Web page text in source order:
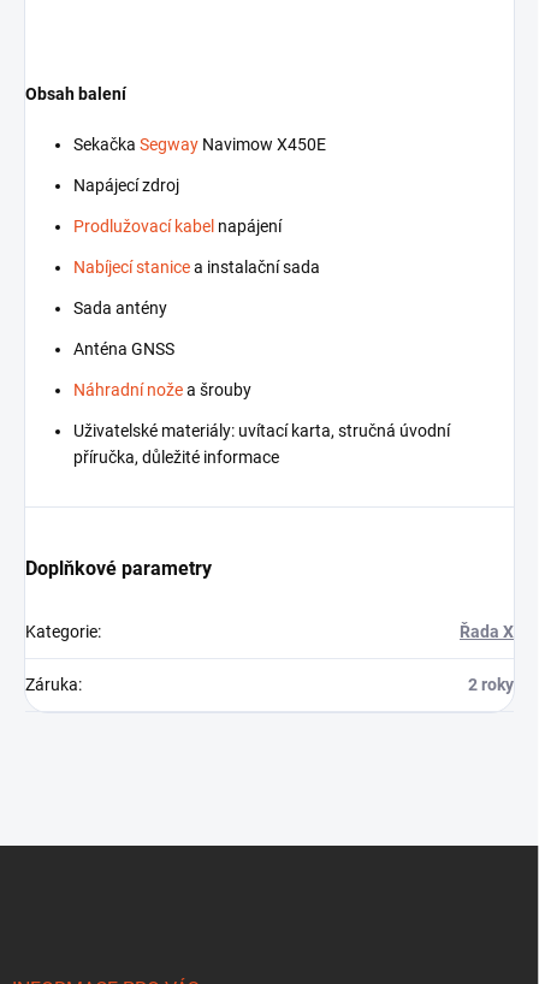
Obsah balení
Sekačka Segway Navimow X450E
Napájecí zdroj
Prodlužovací kabel napájení
Nabíjecí stanicea instalační sada
Sada antény
Anténa GNSS
Náhradní nožea šrouby
Uživatelské materiály: uvítací karta, stručná úvodní
příručka, důležité informace
Doplňkové parametry
Kategorie: Řada X
Záruka: 2 roky